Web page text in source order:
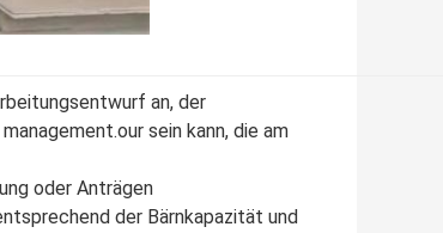
an, der
sein kann, die am
oder Anträgen
der Bärnkapazität und